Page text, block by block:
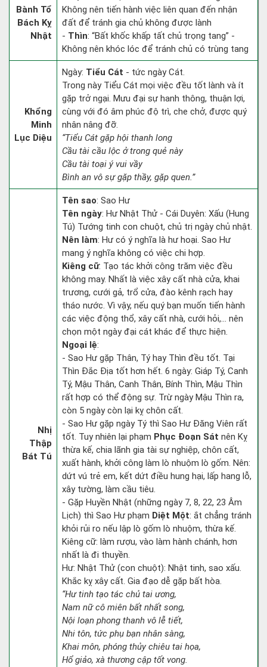
Bành Tổ
Bách Kỵ
Nhật
Không nên tiến hành việc liên quan đến nhận
đất để tránh gia chủ không được lành
- Thìn: “Bất khốc khấp tất chủ trọng tang” -
Không nên khóc lóc để tránh chủ có trùng tang
Khổng
Minh
Lục Diệu
Ngày: Tiểu Cát - tức ngày Cát.
Trong này Tiểu Cát mọi việc đều tốt lành và ít
gặp trở ngại. Mưu đại sự hanh thông, thuận lợi,
cùng với đó âm phúc độ trì, che chở, được quý
nhân nâng đỡ.
“Tiểu Cát gặp hội thanh long
Cầu tài cầu lộc ở trong quẻ này
Cầu tài toại ý vui vầy
Bình an vô sự gặp thầy, gặp quen.”
Nhị
Thập
Bát Tú
Tên sao: Sao Hư
Tên ngày: Hư Nhật Thử - Cái Duyên: Xấu (Hung
Tú) Tướng tinh con chuột, chủ trị ngày chủ nhật.
Nên làm: Hư có ý nghĩa là hư hoại. Sao Hư
mang ý nghĩa không có việc chi hợp.
Kiêng cữ: Tạo tác khởi công trăm việc đều
không may. Nhất là việc xây cất nhà cửa, khai
trương, cưới gả, trổ cửa, đào kênh rạch hay
tháo nước. Vì vậy, nếu quý bạn muốn tiến hành
các việc động thổ, xây cất nhà, cưới hỏi,... nên
chọn một ngày đại cát khác để thực hiện.
Ngoại lệ:
- Sao Hư gặp Thân, Tý hay Thìn đều tốt. Tại
Thìn Đắc Địa tốt hơn hết. 6 ngày: Giáp Tý, Canh
Tý, Mậu Thân, Canh Thân, Bính Thìn, Mậu Thìn
rất hợp có thể động sự. Trừ ngày Mậu Thìn ra,
còn 5 ngày còn lại kỵ chôn cất.
- Sao Hư gặp ngày Tý thì Sao Hư Đăng Viên rất
tốt. Tuy nhiên lại phạm Phục Đoạn Sát nên Kỵ
thừa kế, chia lãnh gia tài sự nghiệp, chôn cất,
xuất hành, khởi công làm lò nhuộm lò gốm. Nên:
dứt vú trẻ em, kết dứt điều hung hại, lấp hang lỗ,
xây tường, làm cầu tiêu.
- Gặp Huyền Nhật (những ngày 7, 8, 22, 23 Âm
Lịch) thì Sao Hư phạm Diệt Một: ắt chẳng tránh
khỏi rủi ro nếu lập lò gốm lò nhuộm, thừa kế.
Kiêng cữ: làm rượu, vào làm hành chánh, hơn
nhất là đi thuyền.
Hư: Nhật Thử (con chuột): Nhật tinh, sao xấu.
Khắc kỵ xây cất. Gia đạo dễ gặp bất hòa.
“Hư tinh tạo tác chủ tai ương,
Nam nữ cô miên bất nhất song,
Nội loạn phong thanh vô lễ tiết,
Nhi tôn, tức phụ bạn nhân sàng,
Khai môn, phóng thủy chiêu tai họa,
Hổ giảo, xà thương cập tốt vong.